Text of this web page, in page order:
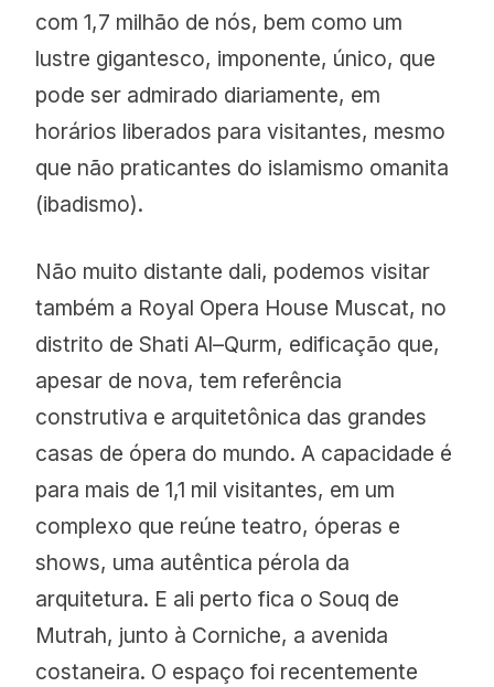
com 1,7 milhão de nós, bem como um
lustre gigantesco, imponente, único, que
pode ser admirado diariamente, em
horários liberados para visitantes, mesmo
que não praticantes do islamismo omanita
(ibadismo).
Não muito distante dali, podemos visitar
também a Royal Opera House Muscat, no
distrito de Shati Al–Qurm, edificação que,
apesar de nova, tem referência
construtiva e arquitetônica das grandes
casas de ópera do mundo. A capacidade é
para mais de 1,1 mil visitantes, em um
complexo que reúne teatro, óperas e
shows, uma autêntica pérola da
arquitetura. E ali perto fica o Souq de
Mutrah, junto à Corniche, a avenida
costaneira. O espaço foi recentemente